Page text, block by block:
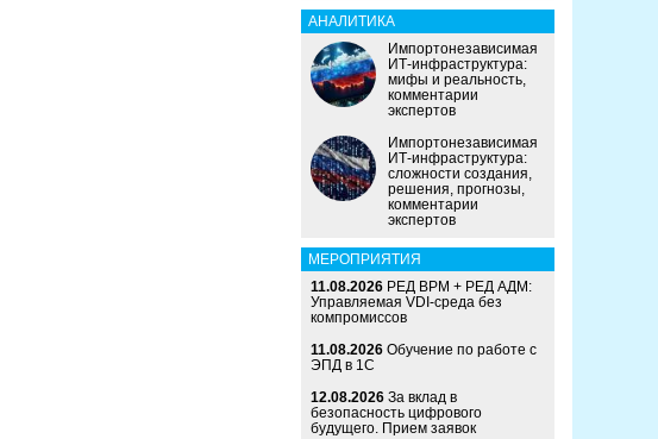
АНАЛИТИКА
Импортонезависимая
ИТ-инфраструктура:
мифы и реальность,
комментарии
экспертов
Импортонезависимая
ИТ-инфраструктура:
сложности создания,
решения, прогнозы,
комментарии
экспертов
МЕРОПРИЯТИЯ
11.08.2026 РЕД ВРМ + РЕД АДМ:
Управляемая VDI-среда без
компромиссов
11.08.2026 Обучение по работе с
ЭПД в 1С
12.08.2026 За вклад в
безопасность цифрового
будущего. Прием заявок